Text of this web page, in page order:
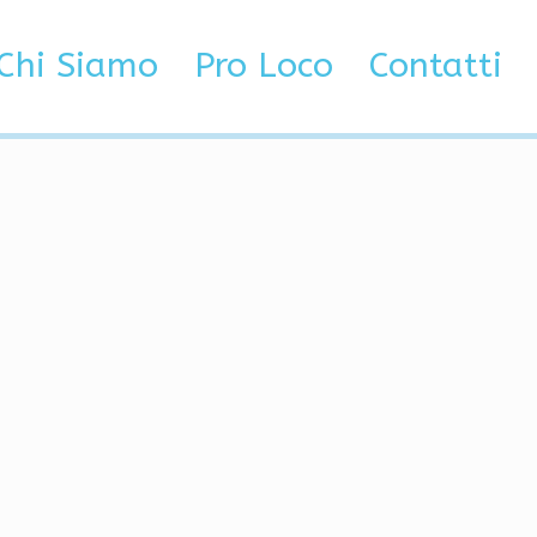
Siamo Pro Loco Contatti